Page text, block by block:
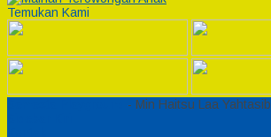
Temukan Kami
- Min Haitsu Laa Yahtasib